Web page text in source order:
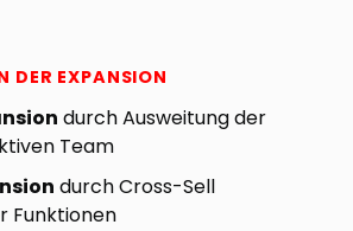
DER EXPANSION
durch Ausweitung der
Team
durch Cross-Sell
Funktionen